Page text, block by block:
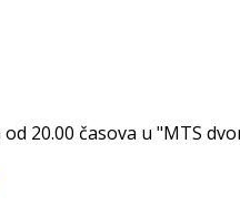
20.00 časova u "MTS